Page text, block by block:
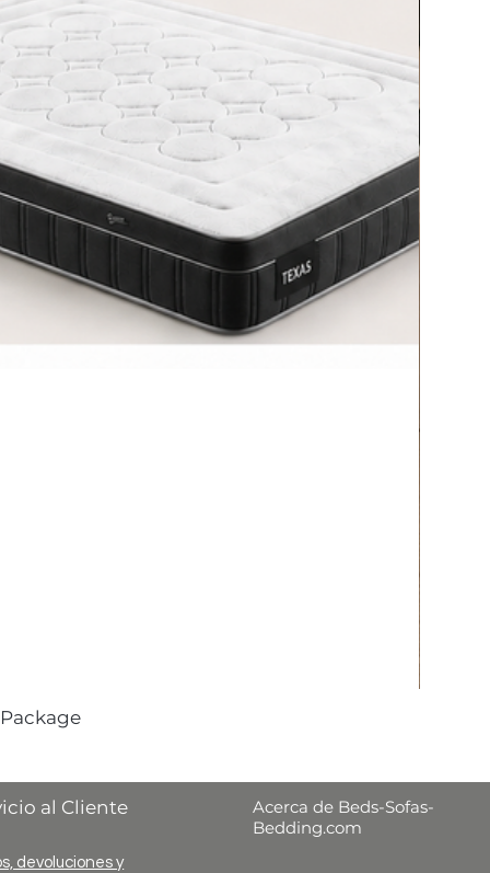
al Cliente
devoluciones y
Acerca de Beds-Sofas-
Bedding.com